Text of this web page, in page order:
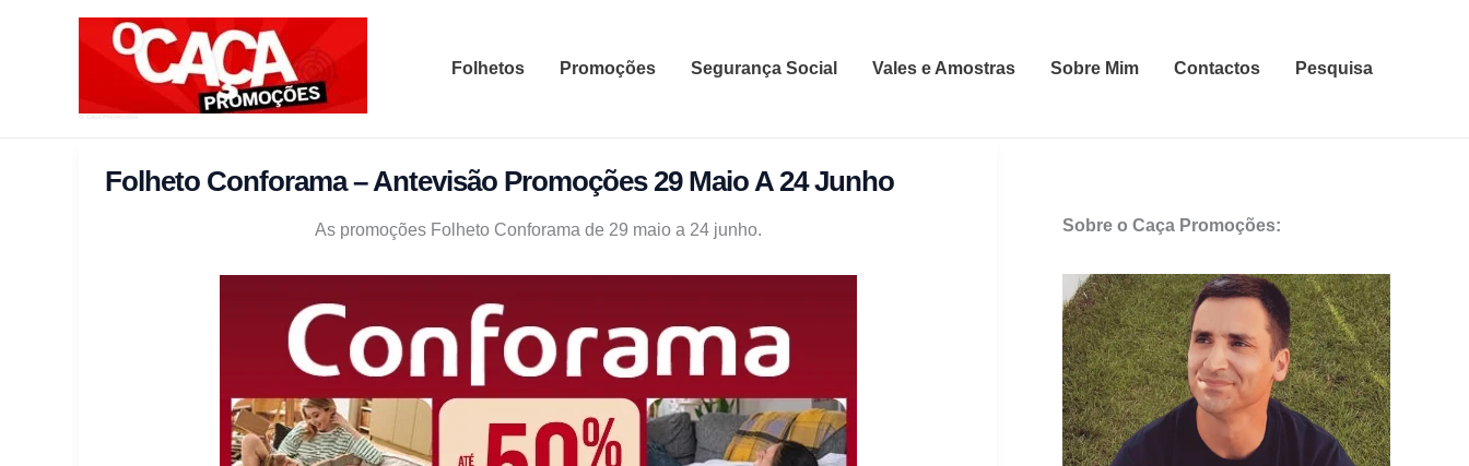
Folhetos Promoções Segurança Social Vales e Amostras Sobre Mim Contactos Pesquisa
Folheto Conforama – Antevisão Promoções 29 Maio A 24 Junho
As promoções Folheto Conforama de 29 maio a 24 junho. Sobre o Caça Promoções: